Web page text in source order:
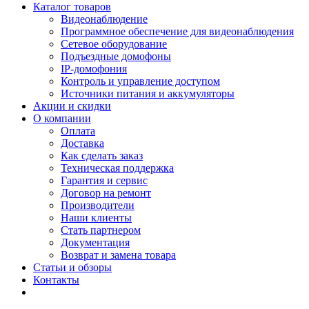
Каталог товаров
Видеонаблюдение
Программное обеспечение для видеонаблюдения
Сетевое оборудование
Подъездные домофоны
IP-домофония
Контроль и управление доступом
Источники питания и аккумуляторы
Акции и скидки
О компании
Оплата
Доставка
Как сделать заказ
Техническая поддержка
Гарантия и сервис
Договор на ремонт
Производители
Наши клиенты
Стать партнером
Документация
Возврат и замена товара
Статьи и обзоры
Контакты